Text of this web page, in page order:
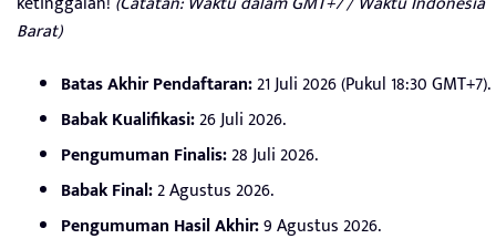
Barat)
Batas Akhir Pendaftaran:21 Juli 2026 (Pukul 18:30 GMT+7).
Babak Kualifikasi:26 Juli 2026.
Pengumuman Finalis:28 Juli 2026.
Babak Final:2 Agustus 2026.
Pengumuman Hasil Akhir:9 Agustus 2026.